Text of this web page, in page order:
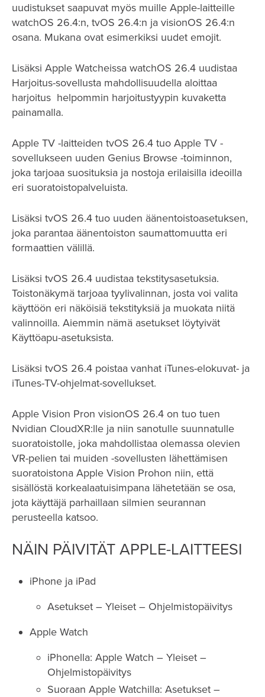
uudistukset saapuvat myös muille Apple-laitteille
watchOS 26.4:n, tvOS 26.4:n ja visionOS 26.4:n
osana. Mukana ovat esimerkiksi uudet emojit.
Lisäksi Apple Watcheissa watchOS 26.4 uudistaa
Harjoitus-sovellusta mahdollisuudella aloittaa
harjoitus helpommin harjoitustyypin kuvaketta
painamalla.
Apple TV -laitteiden tvOS 26.4 tuo Apple TV -
sovellukseen uuden Genius Browse -toiminnon,
joka tarjoaa suosituksia ja nostoja erilaisilla ideoilla
eri suoratoistopalveluista.
Lisäksi tvOS 26.4 tuo uuden äänentoistoasetuksen,
joka parantaa äänentoiston saumattomuutta eri
formaattien välillä.
Lisäksi tvOS 26.4 uudistaa tekstitysasetuksia.
Toistonäkymä tarjoaa tyylivalinnan, josta voi valita
käyttöön eri näköisiä tekstityksiä ja muokata niitä
valinnoilla. Aiemmin nämä asetukset löytyivät
Käyttöapu-asetuksista.
Lisäksi tvOS 26.4 poistaa vanhat iTunes-elokuvat- ja
iTunes-TV-ohjelmat-sovellukset.
Apple Vision Pron visionOS 26.4 on tuo tuen
Nvidian CloudXR:lle ja niin sanotulle suunnatulle
suoratoistolle, joka mahdollistaa olemassa olevien
VR-pelien tai muiden -sovellusten lähettämisen
suoratoistona Apple Vision Prohon niin, että
sisällöstä korkealaatuisimpana lähetetään se osa,
jota käyttäjä parhaillaan silmien seurannan
perusteella katsoo.
NÄIN PÄIVITÄT APPLE-LAITTEESI
iPhone ja iPad
Asetukset – Yleiset – Ohjelmistopäivitys
Apple Watch
iPhonella: Apple Watch – Yleiset –
Ohjelmistopäivitys
Suoraan Apple Watchilla: Asetukset –